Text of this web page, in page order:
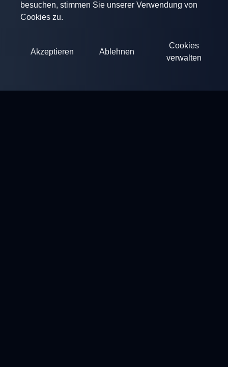
besuchen, stimmen Sie unserer Verwendung von
Cookies zu.
Akzeptieren Ablehnen
Cookies
verwalten